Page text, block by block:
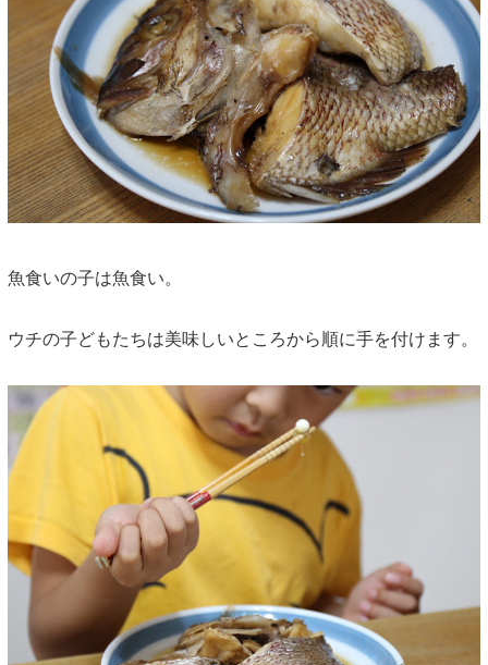
魚食いの子は魚食い。
ウチの子どもたちは美味しいところから順に手を付けます。